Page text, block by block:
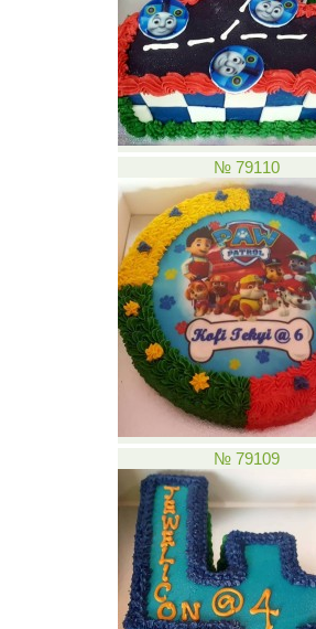
№ 79110
№ 79109